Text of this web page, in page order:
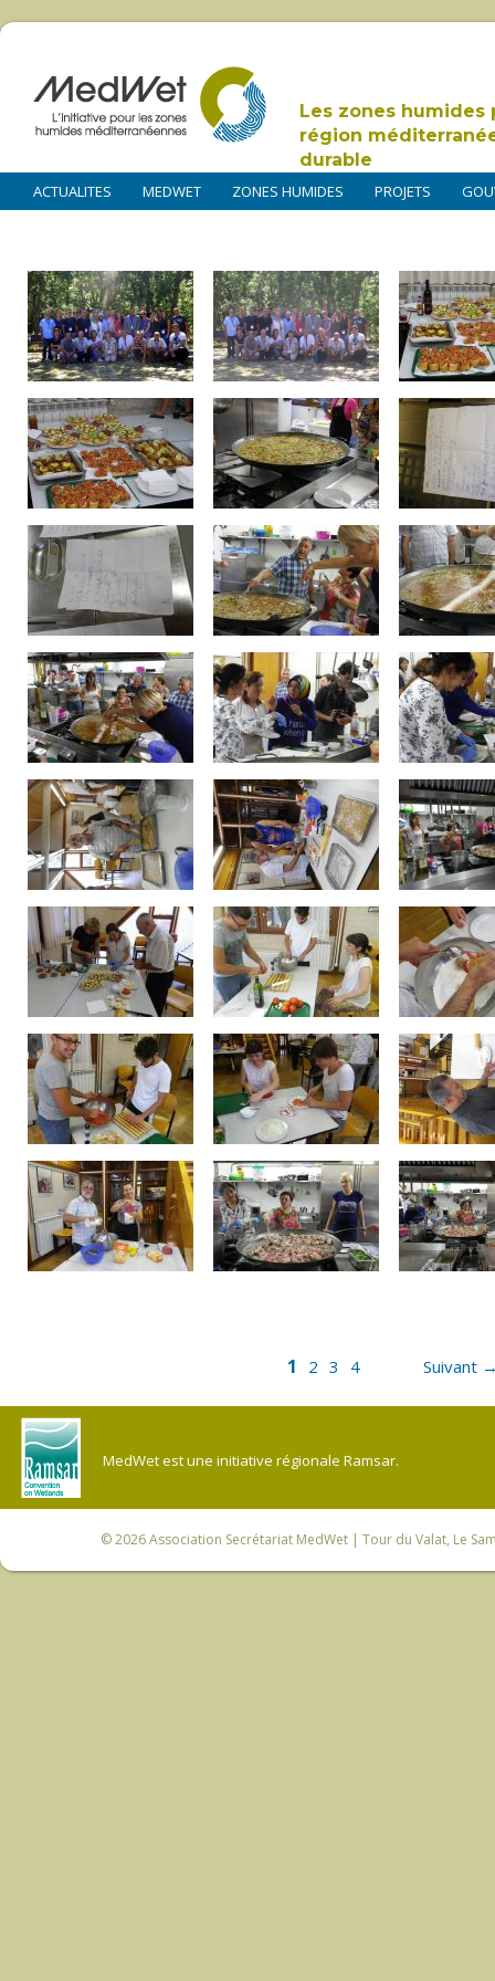
Les zones humides
région
durable
ACTUALITES MEDWET ZONES HUMIDES PROJETS
1 2 3 4 Suivant
MedWet est une initiative régionale Ramsar.
© 2026Association Secrétariat MedWet | Tour du Valat, Le